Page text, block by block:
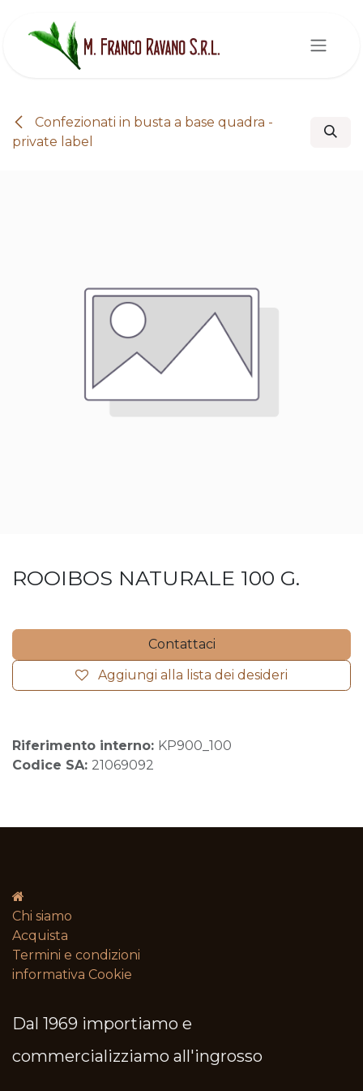
Confezionati in busta a base quadra -
private label
ROOIBOS NATURALE 100 G.
Contattaci
Aggiungi alla lista dei desideri
Riferimento interno: KP900_100
Codice SA: 21069092
Chi siamo
Acquista
Termini e condizioni​
informativa Cookie
Dal 1969 importiamo e
commercializziamo all'ingrosso